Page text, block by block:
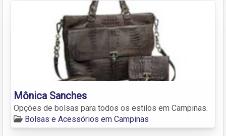
Mônica Sanches
Opções de bolsas para todos os estilos em Campinas.
Bolsas e Acessórios em Campinas